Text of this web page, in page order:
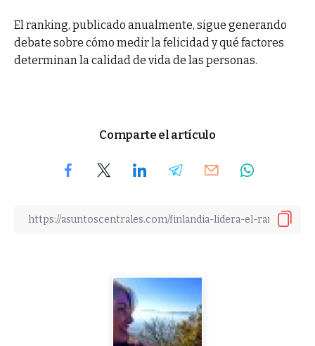
El ranking, publicado anualmente, sigue generando
debate sobre cómo medir la felicidad y qué factores
determinan la calidad de vida de las personas.
Comparte el artículo